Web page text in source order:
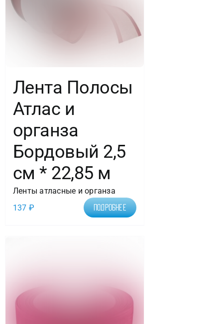
Лента Полосы
Атлас и
органза
Бордовый 2,5
см * 22,85 м
Ленты атласные и органза
137 ₽ Подробнее